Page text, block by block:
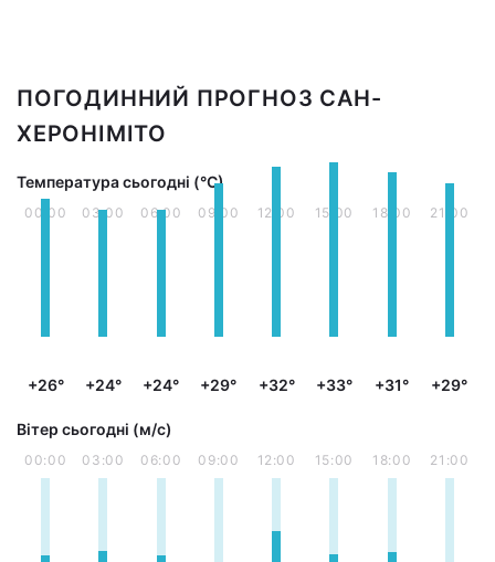
ПОГОДИННИЙ ПРОГНОЗ САН-
ХЕРОНІМІТО
Температура сьогодні (°С)
00:00
+26°
03:00
+24°
06:00
+24°
09:00
+29°
12:00
+32°
15:00
+33°
18:00
+31°
21:00
+29°
Вітер сьогодні (м/с)
00:00 03:00 06:00 09:00 12:00 15:00 18:00 21:00